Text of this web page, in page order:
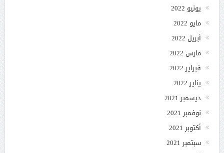
يونيو 2022
مايو 2022
أبريل 2022
مارس 2022
فبراير 2022
يناير 2022
ديسمبر 2021
نوفمبر 2021
أكتوبر 2021
سبتمبر 2021